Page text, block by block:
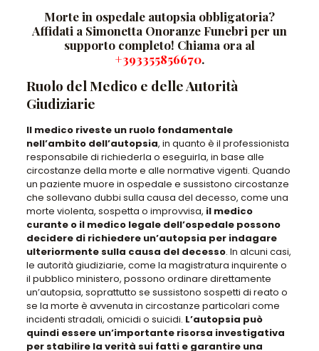
Morte in ospedale autopsia obbligatoria?
Affidati a Simonetta Onoranze Funebri per un
supporto completo! Chiama ora al
+393355856670.
Ruolo del Medico e delle Autorità
Giudiziarie
Il medico riveste un ruolo fondamentale
nell’ambito dell’autopsia, in quanto è il professionista
responsabile di richiederla o eseguirla, in base alle
circostanze della morte e alle normative vigenti. Quando
un paziente muore in ospedale e sussistono circostanze
che sollevano dubbi sulla causa del decesso, come una
morte violenta, sospetta o improvvisa, il medico
curante o il medico legale dell’ospedale possono
decidere di richiedere un’autopsia per indagare
ulteriormente sulla causa del decesso. In alcuni casi,
le autorità giudiziarie, come la magistratura inquirente o
il pubblico ministero, possono ordinare direttamente
un’autopsia, soprattutto se sussistono sospetti di reato o
se la morte è avvenuta in circostanze particolari come
incidenti stradali, omicidi o suicidi. L’autopsia può
quindi essere un’importante risorsa investigativa
per stabilire la verità sui fatti e garantire una